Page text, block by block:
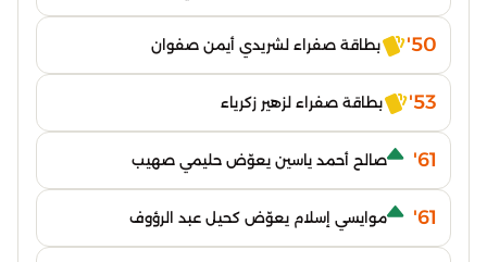
50' بطاقة صفراء لشريدي أيمن صفوان
53' بطاقة صفراء لزهير زكرياء
61' صالح أحمد ياسين يعوّض حليمي صهيب
61' موايسي إسلام يعوّض كحيل عبد الرؤوف